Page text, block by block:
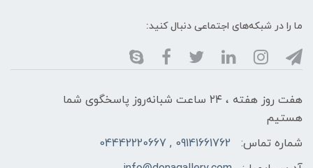
ما را در شبکه‌های اجتماعی دنبال کنید:
هفت روز هفته ، ۲۴ ساعت شبانه‌روز پاسخگوی شما
هستیم
شماره تماس:
09141661762 , 04442220667